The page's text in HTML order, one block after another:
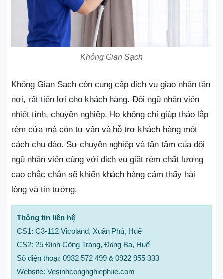
Không Gian Sạch
Không Gian Sạch còn cung cấp dịch vụ giao nhận tận
nơi, rất tiện lợi cho khách hàng. Đội ngũ nhân viên
nhiệt tình, chuyên nghiệp. Họ không chỉ giúp tháo lắp
rèm cửa mà còn tư vấn và hỗ trợ khách hàng một
cách chu đáo. Sự chuyên nghiệp và tận tâm của đội
ngũ nhân viên cùng với dịch vụ giặt rèm chất lượng
cao chắc chắn sẽ khiến khách hàng cảm thấy hài
lòng và tin tưởng.
Thông tin liên hệ
CS1: C3-112 Vicoland, Xuân Phú, Huế
CS2: 25 Đinh Công Tráng, Đông Ba, Huế
Số điện thoại: 0932 572 499 & 0922 955 333
Website: Vesinhcongnghiephue.com